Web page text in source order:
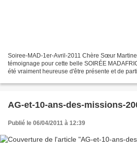
Soiree-MAD-1er-Avril-2011 Chère Sœur
témoignage pour cette belle SOIRÉE
été vraiment heureuse d'être présente et de
AG-et-10-ans-des-missions-
Publié le 06/04/2011 à 12:39